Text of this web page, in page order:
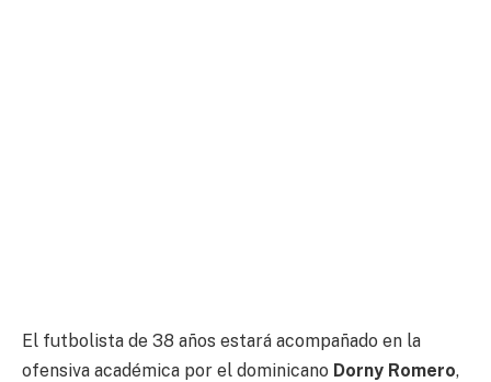
El futbolista de 38 años estará acompañado en la
ofensiva académica por el dominicano Dorny Romero,